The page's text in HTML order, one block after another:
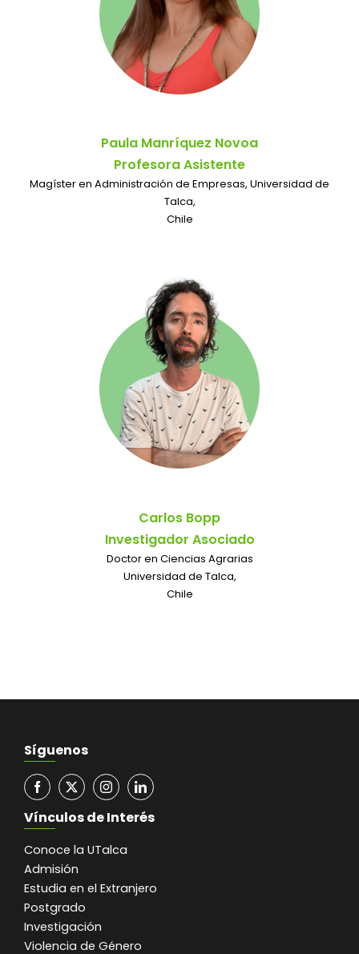
Paula Manríquez Novoa
Profesora Asistente
Magíster en Administración de Empresas, Universidad de
Talca,
Chile
Carlos Bopp
Investigador Asociado
Doctor en Ciencias Agrarias
Universidad de Talca,
Chile
Síguenos
Vínculos de Interés
Conoce la UTalca
Admisión
Estudia en el Extranjero
Postgrado
Investigación
Violencia de Género